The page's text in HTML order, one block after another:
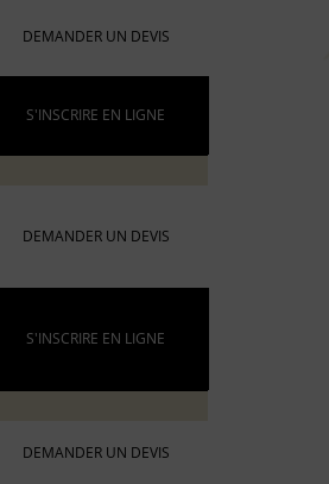
DEMANDER UN DEVIS
S'INSCRIRE EN LIGNE
DEMANDER UN DEVIS
S'INSCRIRE EN LIGNE
DEMANDER UN DEVIS